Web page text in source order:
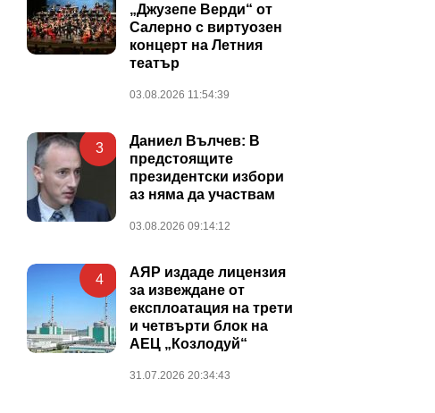
„Джузепе Верди“ от
Салерно с виртуозен
концерт на Летния
театър
03.08.2026 11:54:39
3
Даниел Вълчев: В
предстоящите
президентски избори
аз няма да участвам
03.08.2026 09:14:12
4
АЯР издаде лицензия
за извеждане от
експлоатация на трети
и четвърти блок на
АЕЦ „Козлодуй“
31.07.2026 20:34:43